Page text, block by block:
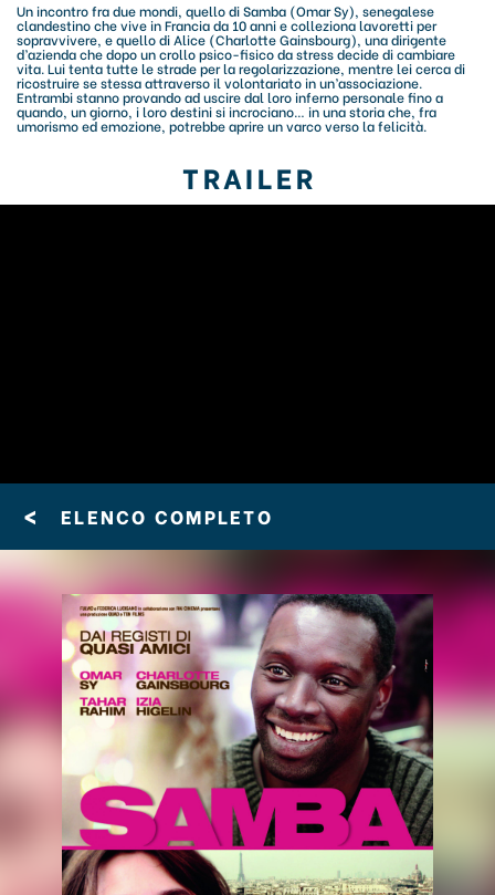
Un incontro fra due mondi, quello di Samba (Omar Sy), senegalese
clandestino che vive in Francia da 10 anni e colleziona lavoretti per
sopravvivere, e quello di Alice (Charlotte Gainsbourg), una dirigente
d’azienda che dopo un crollo psico-fisico da stress decide di cambiare
vita. Lui tenta tutte le strade per la regolarizzazione, mentre lei cerca di
ricostruire se stessa attraverso il volontariato in un’associazione.
Entrambi stanno provando ad uscire dal loro inferno personale fino a
quando, un giorno, i loro destini si incrociano… in una storia che, fra
umorismo ed emozione, potrebbe aprire un varco verso la felicità.
TRAILER
< ELENCO COMPLETO